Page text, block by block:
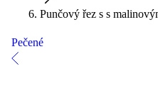
Punčový řez s s
Pečené